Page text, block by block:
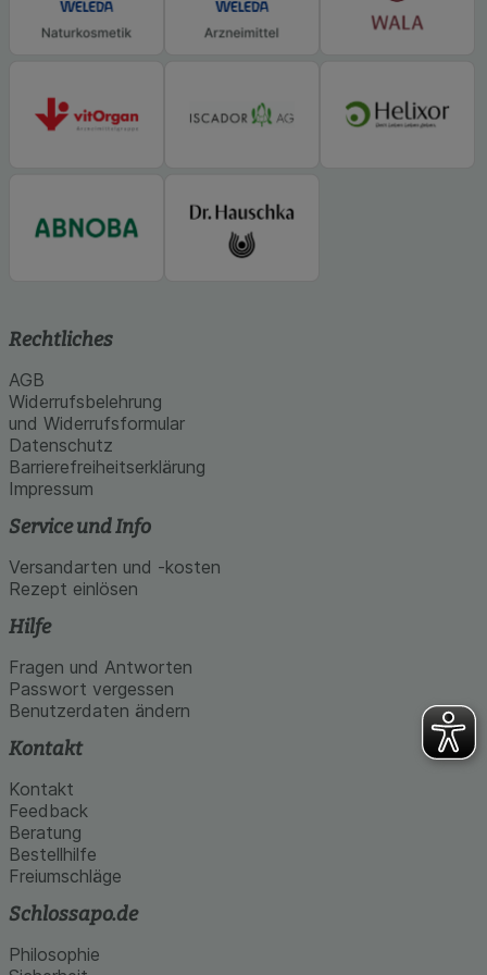
Rechtliches
AGB
Widerrufsbelehrung
und Widerrufsformular
Datenschutz
Barrierefreiheitserklärung
Impressum
Service und Info
Versandarten und -kosten
Rezept einlösen
Hilfe
Fragen und Antworten
Passwort vergessen
Benutzerdaten ändern
Kontakt
Kontakt
Feedback
Beratung
Bestellhilfe
Freiumschläge
Schlossapo.de
Philosophie